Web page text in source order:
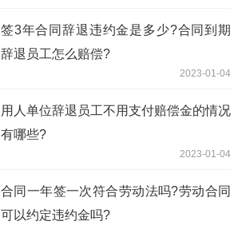
签3年合同辞退违约金是多少?合同到期
辞退员工怎么赔偿?
2023-01-04
用人单位辞退员工不用支付赔偿金的情况
有哪些?
2023-01-04
合同一年签一次符合劳动法吗?劳动合同
可以约定违约金吗?